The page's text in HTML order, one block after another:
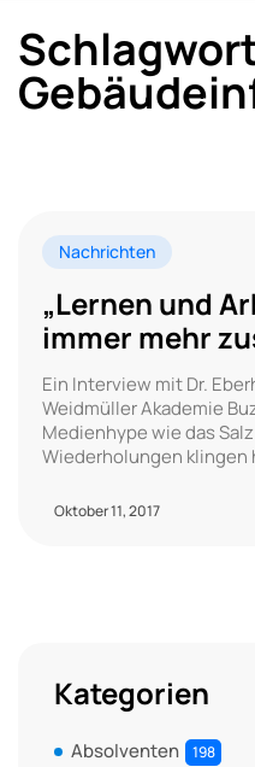
Nachrichten
„Lernen und
immer mehr
Ein Interview mit Dr.
Weidmüller Akademie
Medienhype wie das
Wiederholungen
Oktober 11, 2017
Kategorien
Absolventen 198